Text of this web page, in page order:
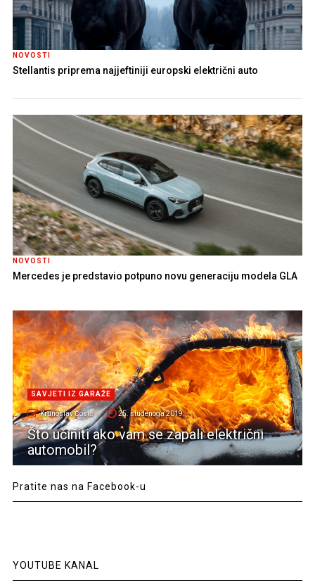
NOVOSTI
Stellantis priprema najjeftiniji europski električni auto
NOVOSTI
Mercedes je predstavio potpuno novu generaciju modela GLA
SAVJETI IZ GARAŽE
Krunoslav Ćosić 25. studenoga 2019.
Što učiniti ako vam se zapali električni
automobil?
Pratite nas na Facebook-u
YOUTUBE KANAL